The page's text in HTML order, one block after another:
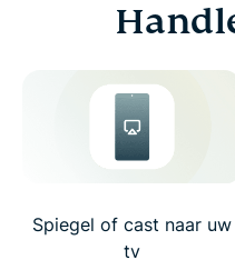
Spiegel of cast naar uw
tv